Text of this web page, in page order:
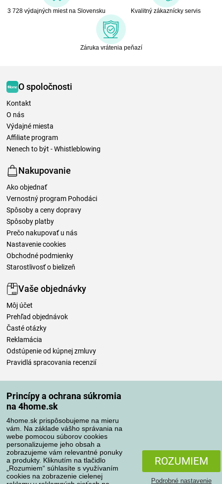
Princípy a ochrana súkromia
na 4home.sk
4home.sk prispôsobujeme na mieru
vám. Na základe vášho správania na
webe pomocou súborov cookies
personalizujeme jeho obsah a
zobrazujeme vám relevantné ponuky
a produkty. Kliknutím na tlačidlo
„Rozumiem“ súhlasíte s využívaním
cookies na zobrazenie cielenej
ROZUMIEM
Podrobné nastavenie
3 728 výdajných miest na Slovensku Kvalitný zákaznícky servis
Záruka vrátenia peňazí
O spoločnosti
Kontakt
O nás
Výdajné miesta
Affiliate program
Nenech to být - Whistleblowing
Nakupovanie
Ako objednať
Vernostný program Pohodáci
Spôsoby a ceny dopravy
Spôsoby platby
Prečo nakupovať u nás
Nastavenie cookies
Obchodné podmienky
Starostlivosť o bielizeň
Vaše objednávky
Môj účet
Prehľad objednávok
Časté otázky
Reklamácia
Odstúpenie od kúpnej zmluvy
Pravidlá spracovania recenzií
Spôsoby platby
Spoľahlivý obchod